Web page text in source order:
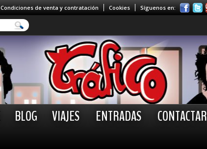
Condiciones de venta y contratación Cookies Síguenos en:
BLOG VIAJES ENTRADAS CONTACTAR